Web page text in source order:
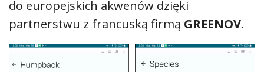
do europejskich akwenów dzięki
partnerstwu z francuską firmą GREENOV.